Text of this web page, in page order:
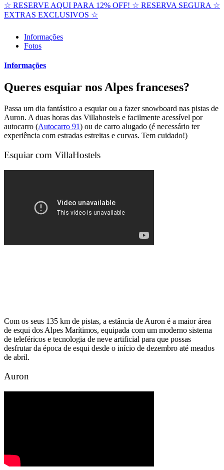
☆ RESERVE AQUI PARA 12% OFF! ☆ RESERVA SEGURA ☆
EXTRAS EXCLUSIVOS ☆
Informações
Fotos
Informações
Queres esquiar nos Alpes franceses?
Passa um dia fantástico a esquiar ou a fazer snowboard nas pistas de
Auron. A duas horas das Villahostels e facilmente acessível por
autocarro (Autocarro 91) ou de carro alugado (é necessário ter
experiência com estradas estreitas e curvas. Tem cuidado!)
Esquiar com VillaHostels
Com os seus 135 km de pistas, a estância de Auron é a maior área
de esqui dos Alpes Marítimos, equipada com um moderno sistema
de teleféricos e tecnologia de neve artificial para que possas
desfrutar da época de esqui desde o início de dezembro até meados
de abril.
Auron